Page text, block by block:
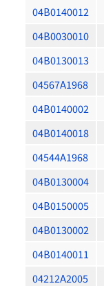
04B0140012
04B0030010
04B0130013
04567A1968
04B0140002
04B0140018
04544A1968
04B0130004
04B0150005
04B0130002
04B0140011
04212A2005